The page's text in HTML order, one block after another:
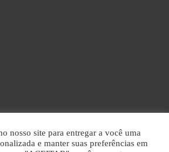
nosso site para entregar a você uma
e manter suas preferências em